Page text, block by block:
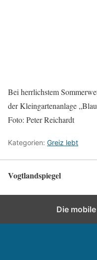
Bei herrlichstem
der Kleingartenanlage
Foto: Peter Reichardt
Kategorien: Greiz lebt
Vogtlandspiegel
Die